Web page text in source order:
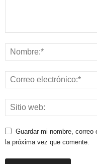
Guardar mi nombre,
la próxima vez que comente.